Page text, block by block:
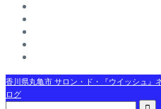
香川県丸亀市 サロン・ド・『ウイッシュ』
ログ